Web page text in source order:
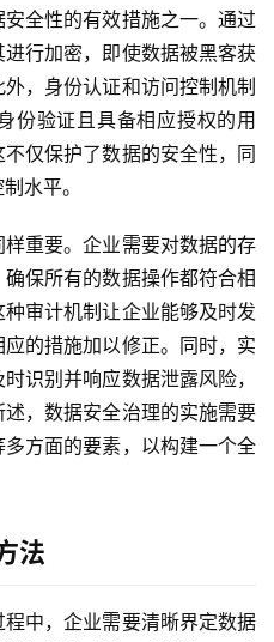
全性的有效措施之一。通过
行加密，即使数据被黑客获
，身份认证和访问控制机制
份验证且具备相应授权的用
仅保护了数据的安全性，同
水平。
重要。企业需要对数据的存
保所有的数据操作都符合相
审计机制让企业能够及时发
的措施加以修正。同时，实
识别并响应数据泄露风险，
，数据安全治理的实施需要
方面的要素，以构建一个全
法
中，企业需要清晰界定数据